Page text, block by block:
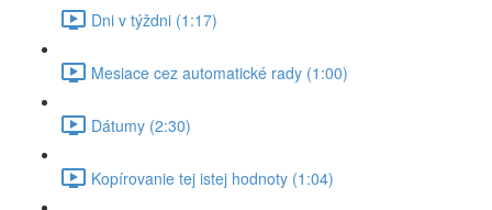
Dni v týždni (1:17)
Mesiace cez automatické rady (1:00)
Dátumy (2:30)
Kopírovanie tej istej hodnoty (1:04)